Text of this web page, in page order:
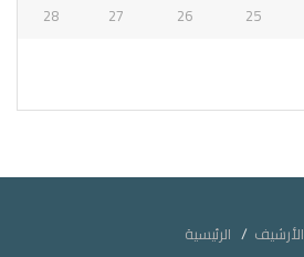
25
26
27
28
الأرشيف الرئيسية